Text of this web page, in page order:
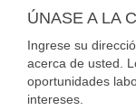
ÚNASE A LA
Ingrese su
acerca de usted.
oportunidades
intereses.